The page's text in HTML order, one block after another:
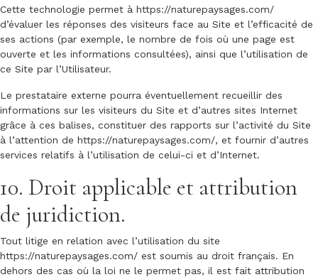
Cette technologie permet à https://naturepaysages.com/
d’évaluer les réponses des visiteurs face au Site et l’efficacité de
ses actions (par exemple, le nombre de fois où une page est
ouverte et les informations consultées), ainsi que l’utilisation de
ce Site par l’Utilisateur.
Le prestataire externe pourra éventuellement recueillir des
informations sur les visiteurs du Site et d’autres sites Internet
grâce à ces balises, constituer des rapports sur l’activité du Site
à l’attention de https://naturepaysages.com/, et fournir d’autres
services relatifs à l’utilisation de celui-ci et d’Internet.
10. Droit applicable et attribution
de juridiction.
Tout litige en relation avec l’utilisation du site
https://naturepaysages.com/ est soumis au droit français. En
dehors des cas où la loi ne le permet pas, il est fait attribution